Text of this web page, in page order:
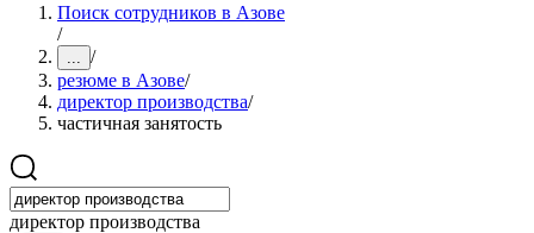
Поиск сотрудников в Азове
/
... /
резюме в Азове/
директор производства/
частичная занятость
директор производства